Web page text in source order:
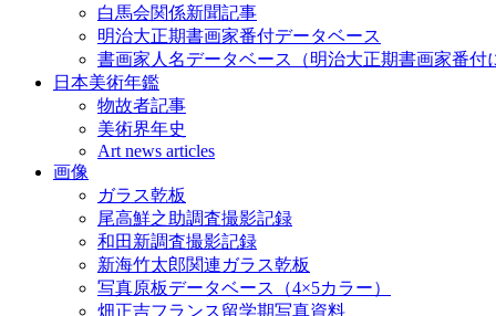
白馬会関係新聞記事
明治大正期書画家番付データベース
書画家人名データベース（明治大正期書画家番付
日本美術年鑑
物故者記事
美術界年史
Art news articles
画像
ガラス乾板
尾高鮮之助調査撮影記録
和田新調査撮影記録
新海竹太郎関連ガラス乾板
写真原板データベース（4×5カラー）
畑正吉フランス留学期写真資料